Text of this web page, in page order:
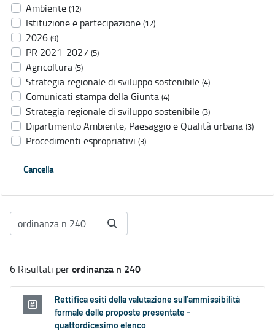
Ambiente (12)
Istituzione e partecipazione (12)
2026 (9)
PR 2021-2027 (5)
Agricoltura (5)
Strategia regionale di sviluppo sostenibile (4)
Comunicati stampa della Giunta (4)
Strategia regionale di sviluppo sostenibile (3)
Dipartimento Ambiente, Paesaggio e Qualità urbana (3)
Procedimenti espropriativi (3)
Cancella
6 Risultati perordinanza n 240
Rettifica esiti della valutazione sull’ammissibilità
formale delle proposte presentate -
quattordicesimo elenco